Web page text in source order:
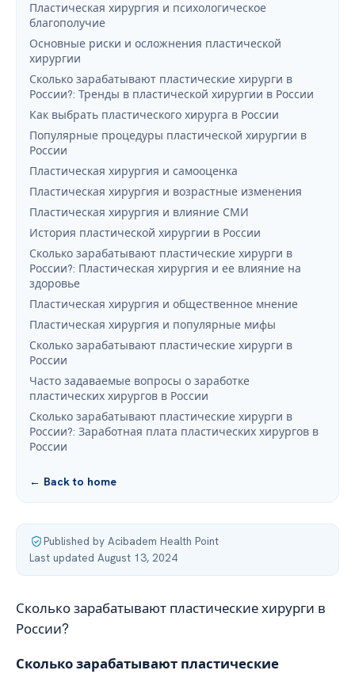
Пластическая хирургия и психологическое
благополучие
Основные риски и осложнения пластической
хирургии
Сколько зарабатывают пластические хирурги в
России?: Тренды в пластической хирургии в России
Как выбрать пластического хирурга в России
Популярные процедуры пластической хирургии в
России
Пластическая хирургия и самооценка
Пластическая хирургия и возрастные изменения
Пластическая хирургия и влияние СМИ
История пластической хирургии в России
Сколько зарабатывают пластические хирурги в
России?: Пластическая хирургия и ее влияние на
здоровье
Пластическая хирургия и общественное мнение
Пластическая хирургия и популярные мифы
Сколько зарабатывают пластические хирурги в
России
Часто задаваемые вопросы о заработке
пластических хирургов в России
Сколько зарабатывают пластические хирурги в
России?: Заработная плата пластических хирургов в
России
← Back to home
Published by Acibadem Health Point·
Last updated August 13, 2024
Сколько зарабатывают пластические хирурги в
России?
Сколько зарабатывают пластические